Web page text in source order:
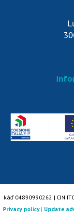
káď 04890990262 | CIN
Privacy policy| Update